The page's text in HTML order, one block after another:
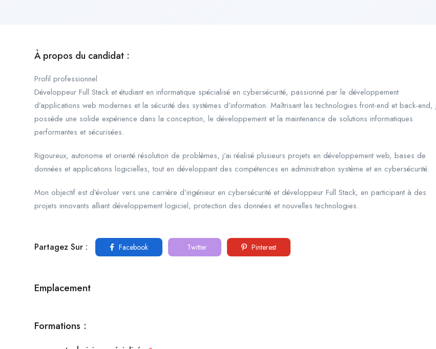
À propos du candidat :
Profil professionnel
Développeur Full Stack et étudiant en informatique spécialisé en cybersécurité, passionné par le développement
d’applications web modernes et la sécurité des systèmes d’information. Maîtrisant les technologies front-end et back-end,
possède une solide expérience dans la conception, le développement et la maintenance de solutions informatiques
performantes et sécurisées.
Rigoureux, autonome et orienté résolution de problèmes, j’ai réalisé plusieurs projets en développement web, bases de
données et applications logicielles, tout en développant des compétences en administration système et en cybersécurité.
Mon objectif est d’évoluer vers une carrière d’ingénieur en cybersécurité et développeur Full Stack, en participant à des
projets innovants alliant développement logiciel, protection des données et nouvelles technologies.
Partagez Sur : Facebook Twitter Pinterest
Emplacement
Formations :